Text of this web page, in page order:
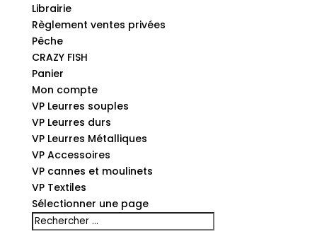
Librairie
Règlement ventes privées
Pêche
CRAZY FISH
Panier
Mon compte
VP Leurres souples
VP Leurres durs
VP Leurres Métalliques
VP Accessoires
VP cannes et moulinets
VP Textiles
Sélectionner une page